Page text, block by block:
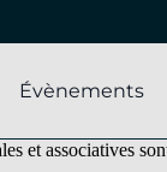
Évènements
et associatives